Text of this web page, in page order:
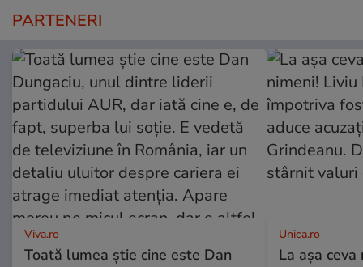
PARTENERI
Viva.ro
Toată lumea știe cine este Dan
Unica.ro
La așa